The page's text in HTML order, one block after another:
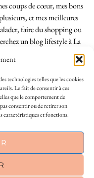
technologies telles que les cookies
Le fait de consentir à ces
que le comportement de
consentir ou de retirer son
caractéristiques et fonctions.
coups de cœur, mes bons
et mes meilleures
faire du shopping ou
un blog lifestyle à La
au bon endroit. Que vous
belle ville, j’espère que mes
comme un·e vrai·e